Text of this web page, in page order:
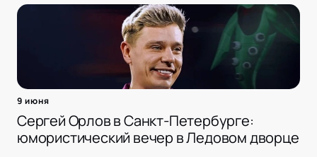
9 июня
Сергей Орлов в Санкт-Петербурге:
юмористический вечер в Ледовом дворце